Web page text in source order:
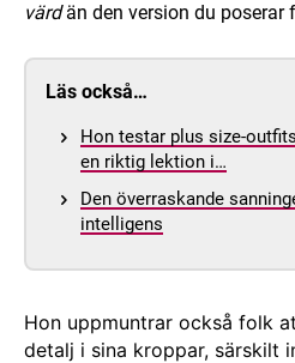
värdän den version du poserar
Läs också…
Hon testar plus size-
en riktig lektion i…
Den överraskande
intelligens
Hon uppmuntrar också folk
detalj i sina kroppar, särskilt